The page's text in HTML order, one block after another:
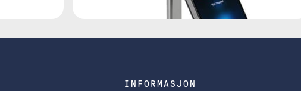
INFORMASJON